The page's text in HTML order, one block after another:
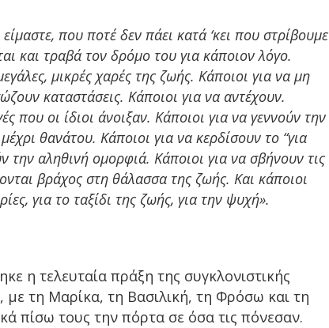
που ποτέ δεν πάει κατά ‘κει που στρίβουμε
και τραβά τον δρόμο του για κάποιον λόγο.
μικρές χαρές της ζωής. Κάποιοι για να μη
καταστάσεις. Κάποιοι για να αντέχουν.
που οι ίδιοι άνοιξαν. Κάποιοι για να γεννούν την
θανάτου. Κάποιοι για να κερδίσουν το “για
την αληθινή ομορφιά. Κάποιοι για να σβήνουν τις
βράχος στη θάλασσα της ζωής. Και κάποιοι
για το ταξίδι της ζωής, για την ψυχή».
η τελευταία πράξη της συγκλονιστικής
τη Μαρίκα, τη Βασιλική, τη Φρόσω και τη
πίσω τους την πόρτα σε όσα τις πόνεσαν.